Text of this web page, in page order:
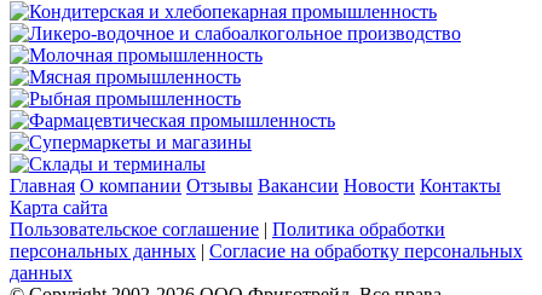
Кондитерская и хлебопекарная промышленность
Ликеро-водочное и слабоалкогольное производство
Молочная промышленность
Мясная промышленность
Рыбная промышленность
Фармацевтическая промышленность
Супермаркеты и магазины
Склады и терминалы
Главная О компании Отзывы Вакансии Новости Контакты
Карта сайта
Пользовательское соглашение | Политика обработки
персональных данных | Согласие на обработку персональных
данных